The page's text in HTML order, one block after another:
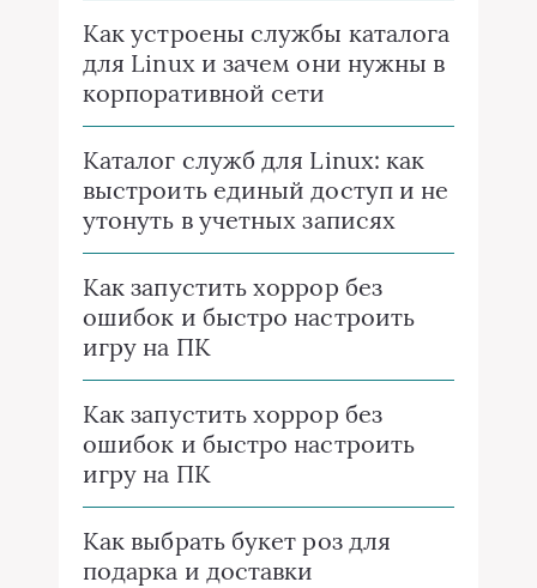
Как устроены службы каталога
для Linux и зачем они нужны в
корпоративной сети
Каталог служб для Linux: как
выстроить единый доступ и не
утонуть в учетных записях
Как запустить хоррор без
ошибок и быстро настроить
игру на ПК
Как запустить хоррор без
ошибок и быстро настроить
игру на ПК
Как выбрать букет роз для
подарка и доставки